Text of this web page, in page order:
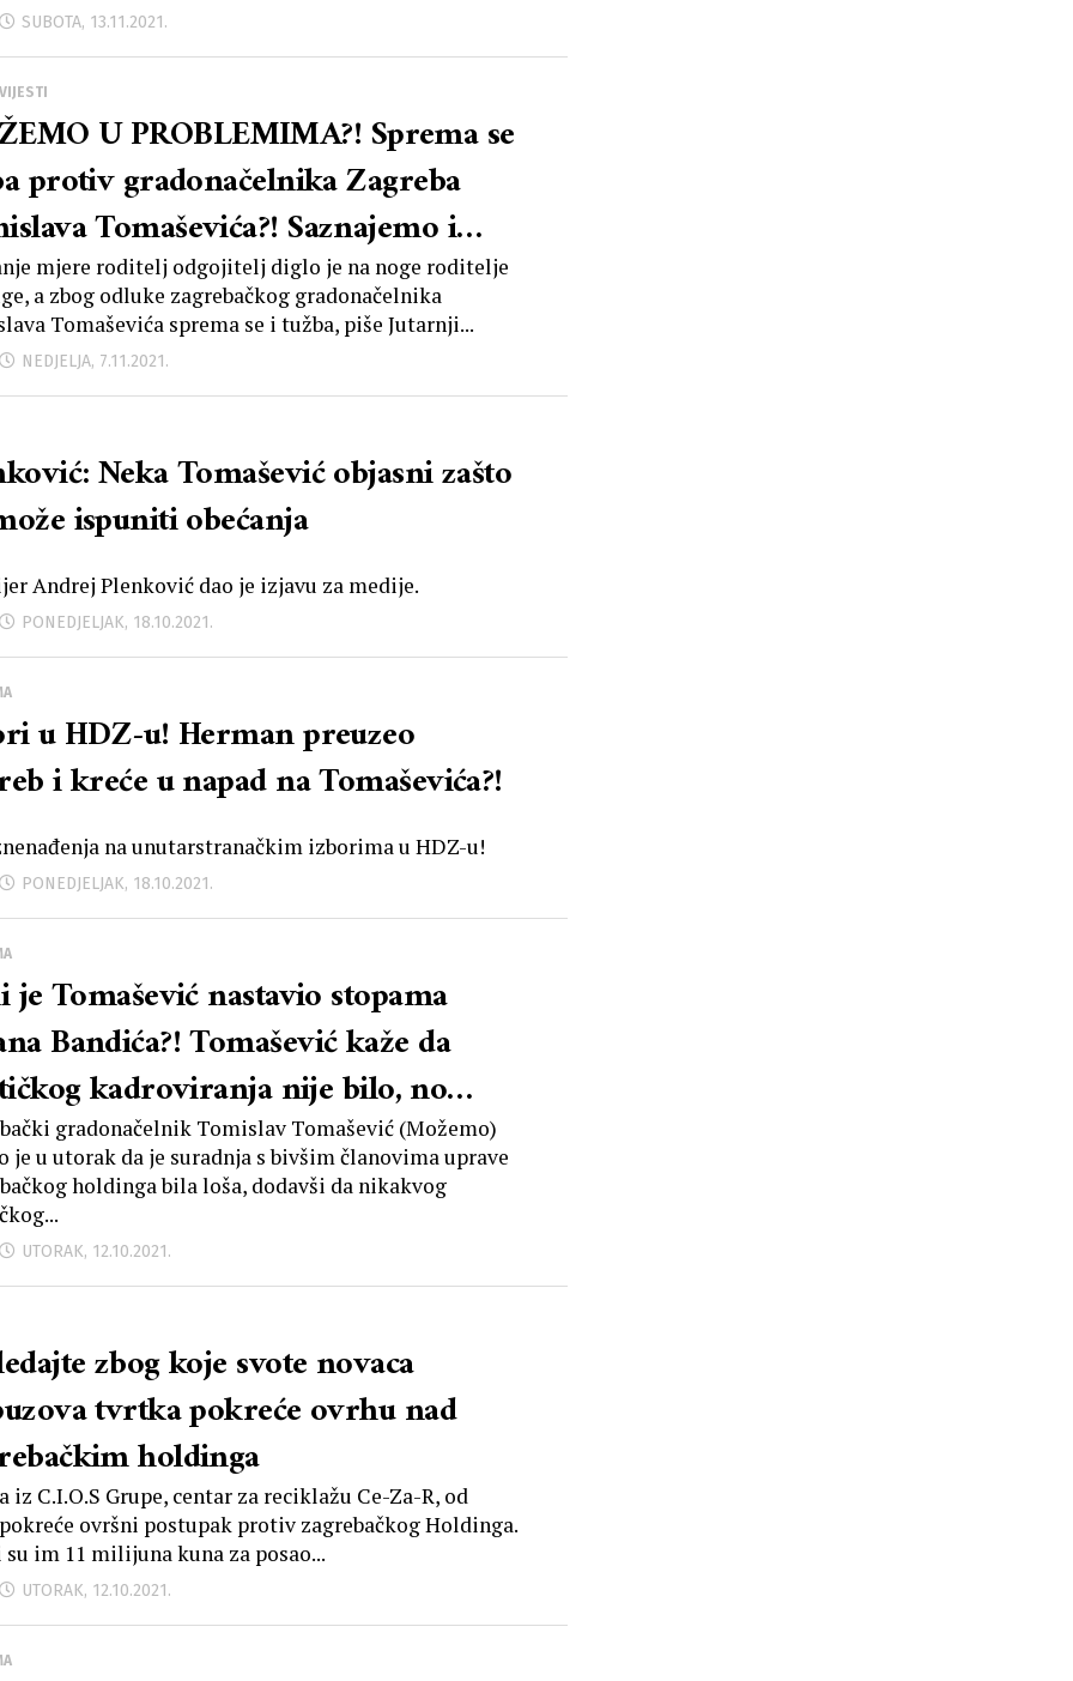
SUBOTA, 13.11.2021.
U PROBLEMIMA?! Sprema se
protiv gradonačelnika Zagreba
Tomaševića?! Saznajemo i
mjere roditelj odgojitelj diglo je na noge roditelje
a zbog odluke zagrebačkog gradonačelnika
Tomaševića sprema se i tužba, piše Jutarnji...
NEDJELJA, 7.11.2021.
Neka Tomašević objasni zašto
ispuniti obećanja
Andrej Plenković dao je izjavu za medije.
PONEDJELJAK, 18.10.2021.
u HDZ-u! Herman preuzeo
i kreće u napad na Tomaševića?!
na unutarstranačkim izborima u HDZ-u!
PONEDJELJAK, 18.10.2021.
je Tomašević nastavio stopama
Bandića?! Tomašević kaže da
kadroviranja nije bilo, no
i Vuković imaju svoju stranu
gradonačelnik Tomislav Tomašević (Možemo)
je u utorak da je suradnja s bivšim članovima uprave
holdinga bila loša, dodavši da nikakvog
UTORAK, 12.10.2021.
zbog koje svote novaca
tvrtka pokreće ovrhu nad
holdinga
iz C.I.O.S Grupe, centar za reciklažu Ce-Za-R, od
ovršni postupak protiv zagrebačkog Holdinga.
im 11 milijuna kuna za posao...
UTORAK, 12.10.2021.